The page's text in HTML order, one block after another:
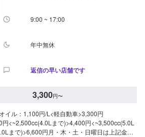
9:00 ~ 17:00
年中無休
返信の早い店舗です
3,300円〜
イル：1,100円/L<軽自動車>3,300円
<~2,500cc(4.0Lまで)>4,400円<~3,500cc(5.0L
まで)>6,600円月・木・土・日曜日は上記金額